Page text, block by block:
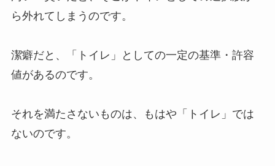
ら外れてしまうのです。
潔癖だと、「トイレ」としての一定の基準・許容
値があるのです。
それを満たさないものは、もはや「トイレ」では
ないのです。